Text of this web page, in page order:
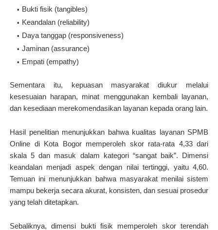
Bukti fisik (tangibles)
Keandalan (reliability)
Daya tanggap (responsiveness)
Jaminan (assurance)
Empati (empathy)
Sementara itu, kepuasan masyarakat diukur melalui
kesesuaian harapan, minat menggunakan kembali layanan,
dan kesediaan merekomendasikan layanan kepada orang lain.
Hasil penelitian menunjukkan bahwa kualitas layanan SPMB
Online di Kota Bogor memperoleh skor rata-rata 4,33 dari
skala 5 dan masuk dalam kategori “sangat baik”. Dimensi
keandalan menjadi aspek dengan nilai tertinggi, yaitu 4,60.
Temuan ini menunjukkan bahwa masyarakat menilai sistem
mampu bekerja secara akurat, konsisten, dan sesuai prosedur
yang telah ditetapkan.
Sebaliknya, dimensi bukti fisik memperoleh skor terendah